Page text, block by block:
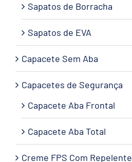
Sapatos de Borracha
Sapatos de EVA
Capacete Sem Aba
Capacetes de Segurança
Capacete Aba Frontal
Capacete Aba Total
Creme FPS Com Repelente